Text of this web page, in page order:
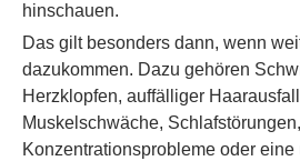
hinschauen.
Das gilt besonders dann, wenn
dazukommen. Dazu gehören
Herzklopfen, auffälliger
Muskelschwäche, Schlafstörungen,
Konzentrationsprobleme oder